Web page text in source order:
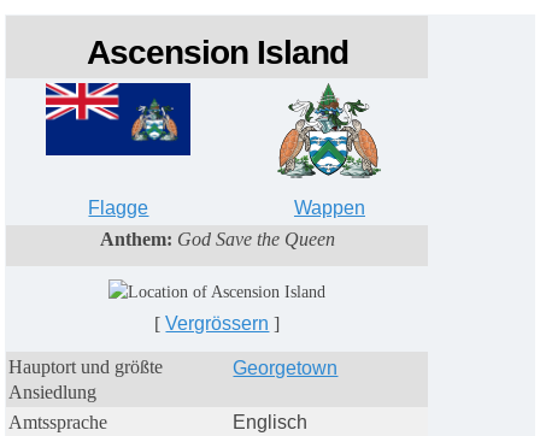
Ascension Island
Flagge
Wappen
Anthem: God Save the Queen
[Vergrössern ]
Hauptort und größte
Ansiedlung
Georgetown
Amtssprache
Englisch